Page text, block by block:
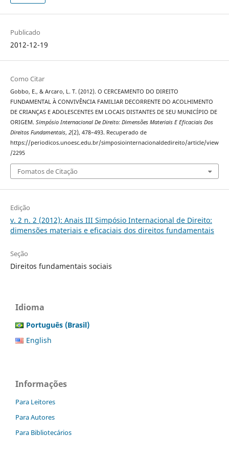
Publicado
2012-12-19
Como Citar
Gobbo, E., & Arcaro, L. T. (2012). O CERCEAMENTO DO DIREITO
FUNDAMENTAL À CONVIVÊNCIA FAMILIAR DECORRENTE DO ACOLHIMENTO
DE CRIANÇAS E ADOLESCENTES EM LOCAIS DISTANTES DE SEU MUNICÍPIO DE
ORIGEM. Simpósio Internacional De Direito: Dimensões Materiais E Eficaciais Dos
Direitos Fundamentais, 2(2), 478–493. Recuperado de
https://periodicos.unoesc.edu.br/simposiointernacionaldedireito/article/view
/2295
Fomatos de Citação
Edição
v. 2 n. 2 (2012): Anais III Simpósio Internacional de Direito:
dimensões materiais e eficaciais dos direitos fundamentais
Seção
Direitos fundamentais sociais
Idioma
Português (Brasil)
English
Informações
Para Leitores
Para Autores
Para Bibliotecários